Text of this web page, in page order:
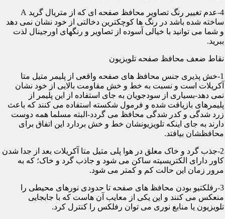
4-عدم تغییر رنگ تصاویر محافظ صفحه ای که از متریال گرید A
ساخته شده باشد در رنگ ها کوچکترین دخالتی از خود نشان نمی دهد
و شما می توانید با خیالی آسوده از تصاویر و رنگهای اورجینال لذت
ببرید.
نقاط ضعف محافظ صفحه تلویزیون
1-خش پذیری جنس محافظ های صفحه واقعی از پلیمر متیل متا
آکریلات است و نسبت به خط و خش مقاومت بالایی از خود نشان
نمی دهد-بسیاری از سودجویان به جای استفاده از این پلیمر از
پلیمرهای بازیافت شده و فرمول شکسته استفاده می کنند که باعث
زرد شدگی و کدر شدگی محافظ می گردد-البته مسلما همه دوست
دارند به جای اینکه تلویزیونشان خط و خش بردارد این اتفاق برای
محافظشان بیافتد.
2-جذب گرد و خاک معلق در هوا پلی متیل متا آکریلات بعد از جدا شدن
کاور دارای الکتریسیته ساکن می شود و جاذب گرد و خاک؛ که به
مرور زمان این حالت کم و کمتر می شود.
3-رفلکتیو بودن محافظ های صفحه تا حدودی نورهای محیطی را
منعکس می کنند و این یکی از معایب آن هاست که با جابجایی
تلویزیون یا منابع نوری می توان رفلکس را کنترل کرد.